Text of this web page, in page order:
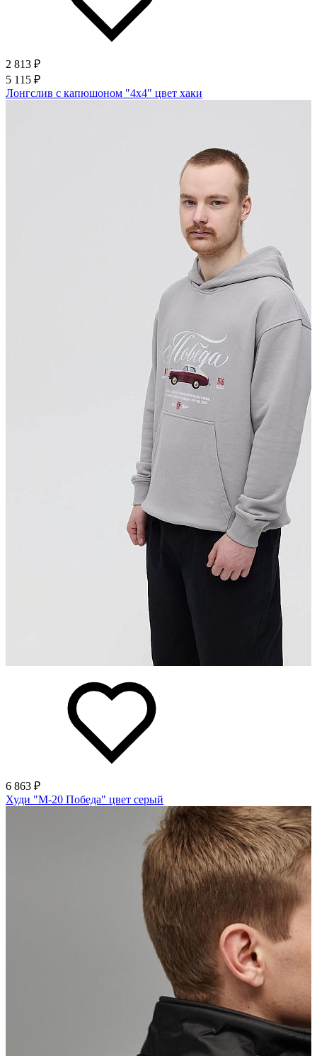
2 813 ₽
5 115 ₽
Лонгслив с капюшоном "4х4" цвет хаки
6 863 ₽
Худи "М-20 Победа" цвет серый